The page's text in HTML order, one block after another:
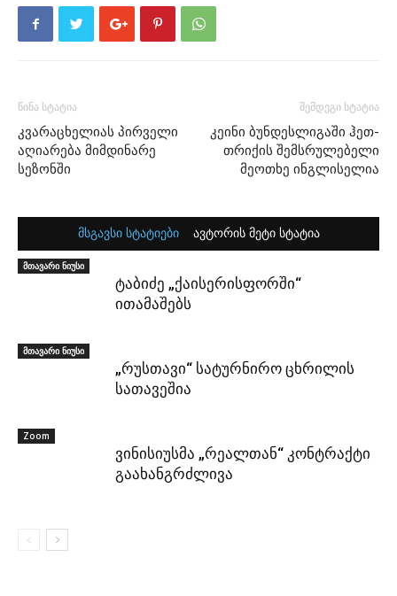
წინა სტატია
კვარაცხელიას პირველი
აღიარება მიმდინარე
სეზონში
შემდეგი სტატია
კეინი ბუნდესლიგაში ჰეთ-
თრიქის შემსრულებელი
მეოთხე ინგლისელია
მსგავსი სტატიები ავტორის მეტი სტატია
მთავარი ნიუსი
ტაბიძე „ქაისერისფორში“
ითამაშებს
მთავარი ნიუსი
„რუსთავი“ სატურნირო ცხრილის
სათავეშია
Zoom
ვინისიუსმა „რეალთან“ კონტრაქტი
გაახანგრძლივა